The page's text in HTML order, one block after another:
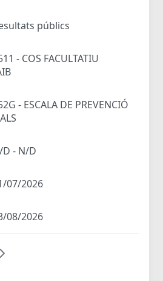
públics
- COS FACULTATIU
- ESCALA DE PREVENCIÓ
D - N/D
07/2026
08/2026